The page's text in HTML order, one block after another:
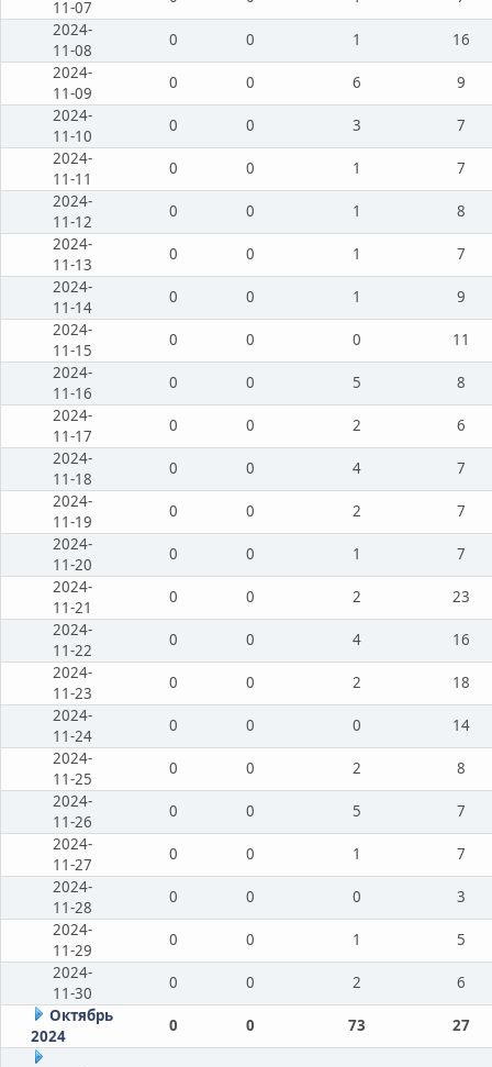
11-07
2024-
11-08
0 0 1
16
2024-
11-09
0 0 6
9
2024-
11-10
0 0 3
7
2024-
11-11
0 0 1
7
2024-
11-12
0 0 1
8
2024-
11-13
0 0 1
7
2024-
11-14
0 0 1
9
2024-
11-15
0 0 0
11
2024-
11-16
0 0 5
8
2024-
11-17
0 0 2
6
2024-
11-18
0 0 4
7
2024-
11-19
0 0 2
7
2024-
11-20
0 0 1
7
2024-
11-21
0 0 2
23
2024-
11-22
0 0 4
16
2024-
11-23
0 0 2
18
2024-
11-24
0 0 0
14
2024-
11-25
0 0 2
8
2024-
11-26
0 0 5
7
2024-
11-27
0 0 1
7
2024-
11-28
0 0 0
3
2024-
11-29
0 0 1
5
2024-
11-30
0 0 2
6
Октябрь
2024
0 0 73 27